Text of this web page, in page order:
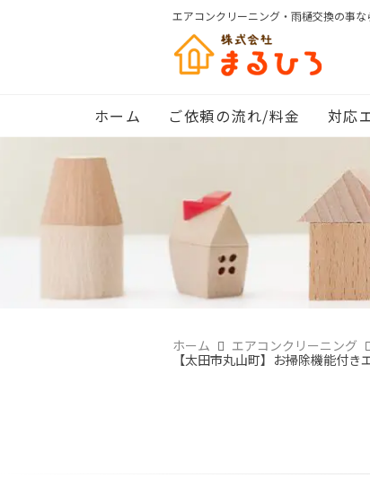
エアコンクリーニング・雨樋交換の事な
ホーム ご依頼の流れ/料金 対応
ホーム エアコンクリーニング
【太田市丸山町】お掃除機能付